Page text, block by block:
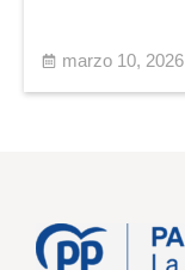
marzo 10, 2026